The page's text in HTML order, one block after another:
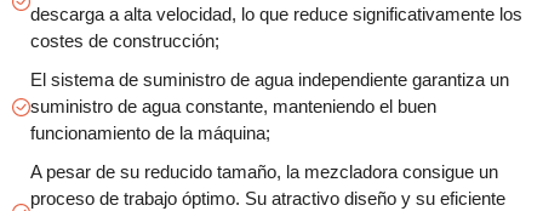
descarga a alta velocidad, lo que reduce significativamente los
costes de construcción;
El sistema de suministro de agua independiente garantiza un
suministro de agua constante, manteniendo el buen
funcionamiento de la máquina;
A pesar de su reducido tamaño, la mezcladora consigue un
proceso de trabajo óptimo. Su atractivo diseño y su eficiente